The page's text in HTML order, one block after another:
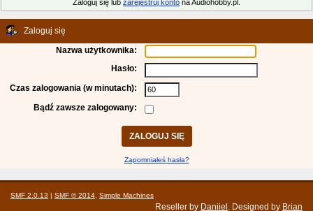
Zaloguj się lub zarejestruj konto na Audiohobby.pl.
Zaloguj się
Nazwa użytkownika:
Hasło:
Czas zalogowania (w minutach):
Bądź zawsze zalogowany:
Zapomniałeś hasła?
SMF 2.0.13 | SMF © 2014 Simple Machines
Reseller by Daniiel . Designed by Brian